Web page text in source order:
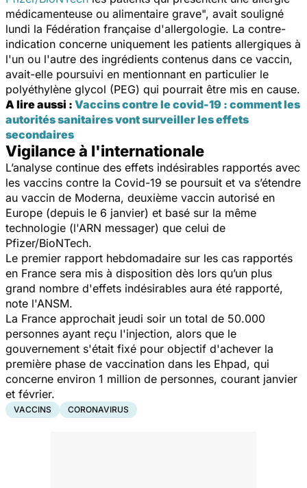
médicamenteuse ou alimentaire grave", avait souligné
lundi la Fédération française d'allergologie. La contre-
indication concerne uniquement les patients allergiques à
l'un ou l'autre des ingrédients contenus dans ce vaccin,
avait-elle poursuivi en mentionnant en particulier le
polyéthylène glycol (PEG) qui pourrait être mis en cause.
A lire aussi : Vaccins contre le covid-19 : comment les
autorités sanitaires vont surveiller les effets
secondaires
Vigilance à l'internationale
L’analyse continue des effets indésirables rapportés avec
les vaccins contre la Covid-19 se poursuit et va s’étendre
au vaccin de Moderna, deuxième vaccin autorisé en
Europe (depuis le 6 janvier) et basé sur la même
technologie (l'ARN messager) que celui de
Pfizer/BioNTech.
Le premier rapport hebdomadaire sur les cas rapportés
en France sera mis à disposition dès lors qu’un plus
grand nombre d'effets indésirables aura été rapporté,
note l'ANSM.
La France approchait jeudi soir un total de 50.000
personnes ayant reçu l'injection, alors que le
gouvernement s'était fixé pour objectif d'achever la
première phase de vaccination dans les Ehpad, qui
concerne environ 1 million de personnes, courant janvier
et février.
VACCINS CORONAVIRUS